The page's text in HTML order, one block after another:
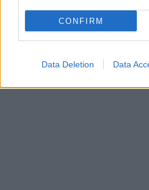
CONFIRM
Data Deletion Data